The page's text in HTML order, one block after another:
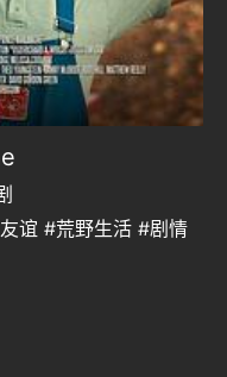
谊 #荒野生活 #剧情